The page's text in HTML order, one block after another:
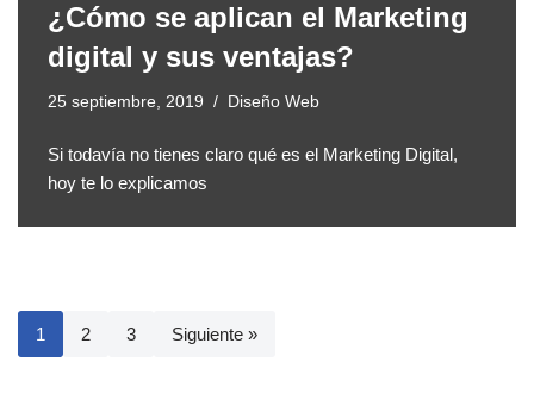
¿Cómo se aplican el Marketing
digital y sus ventajas?
25 septiembre, 2019 Diseño Web
Si todavía no tienes claro qué es el Marketing Digital,
hoy te lo explicamos
1 2 3 Siguiente »